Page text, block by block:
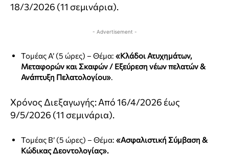
18/3/2026 (11 σεμινάρια).
- Advertisement -
Τομέας Α’ (5 ώρες) – Θέμα: «Κλάδοι Ατυχημάτων,
Μεταφορών και Σκαφών / Εξεύρεση νέων πελατών &
Ανάπτυξη Πελατολογίου».
Χρόνος Διεξαγωγής: Από 16/4/2026 έως
9/5/2026 (11 σεμινάρια).
Τομέας Β’ (5 ώρες) – Θέμα: «Ασφαλιστική Σύμβαση &
Κώδικας Δεοντολογίας».